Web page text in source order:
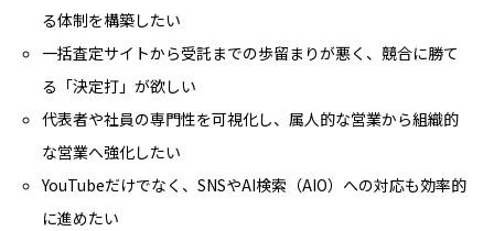
る体制を構築したい
一括査定サイトから受託までの歩留まりが悪く、競合に勝て
る「決定打」が欲しい
代表者や社員の専門性を可視化し、属人的な営業から組織的
な営業へ強化したい
YouTubeだけでなく、SNSやAI検索（AIO）への対応も効率的
に進めたい